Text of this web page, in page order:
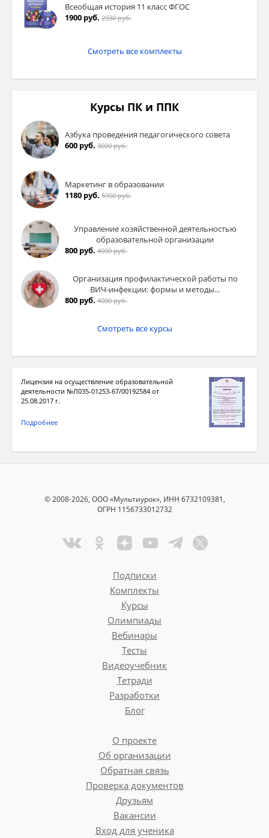
Всеобщая история 11 класс ФГОС
1900 руб. 2930 руб.
Смотреть все комплекты
Курсы ПК и ППК
Азбука проведения педагогического совета
600 руб. 3000 руб.
Маркетинг в образовании
1180 руб. 5900 руб.
Управление хозяйственной деятельностью
образовательной организации
800 руб. 4000 руб.
Организация профилактической работы по
ВИЧ-инфекции: формы и методы...
800 руб. 4000 руб.
Смотреть все курсы
Лицензия на осуществление образовательной
деятельности №Л035-01253-67/00192584 от
25.08.2017 г.
Подробнее
© 2008-2026, ООО «Мультиурок», ИНН 6732109381,
ОГРН 1156733012732
Подписки
Комплекты
Курсы
Олимпиады
Вебинары
Тесты
Видеоучебник
Тетради
Разработки
Блог
О проекте
Об организации
Обратная связь
Проверка документов
Друзьям
Вакансии
Вход для ученика